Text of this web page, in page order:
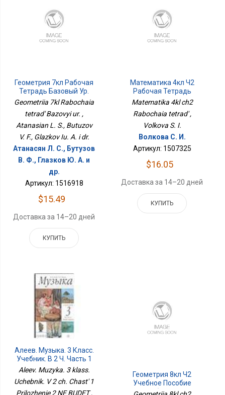
Геометрия 7кл Рабочая
Тетрадь Базовый Ур.
Geometriia 7kl Rabochaia
tetrad' Bazovyi ur. ,
Atanasian L. S., Butuzov
V. F., Glazkov Iu. A. i dr.
Атанасян Л. С., Бутузов
В. Ф., Глазков Ю. А. и
др.
Артикул: 1516918
$15.49
Доставка за 14–20 дней
КУПИТЬ
Математика 4кл Ч2
Рабочая Тетрадь
Matematika 4kl ch2
Rabochaia tetrad' ,
Volkova S. I.
Волкова С. И.
Артикул: 1507325
$16.05
Доставка за 14–20 дней
КУПИТЬ
Алеев. Музыка. 3 Класс.
Учебник. В 2 Ч. Часть 1
Приложение 2 НЕ БУДЕТ
Aleev. Muzyka. 3 klass.
Uchebnik. V 2 ch. Chast' 1
Prilozhenie 2 NE BUDET ,
Геометрия 8кл Ч2
Учебное Пособие
Углубл. Уров.